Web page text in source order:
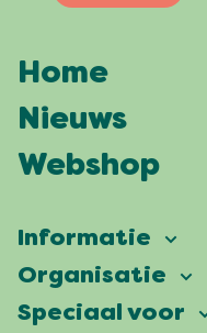
Home
Nieuws
Webshop
Informatie
Vierdaagsefeesten
Veelgestelde
Organisatie
Onze ambitie
Speciaal voor